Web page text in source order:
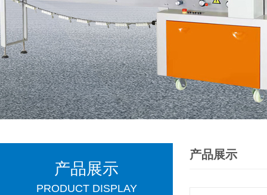
产品展示
PRODUCT DISPLAY
产品展示